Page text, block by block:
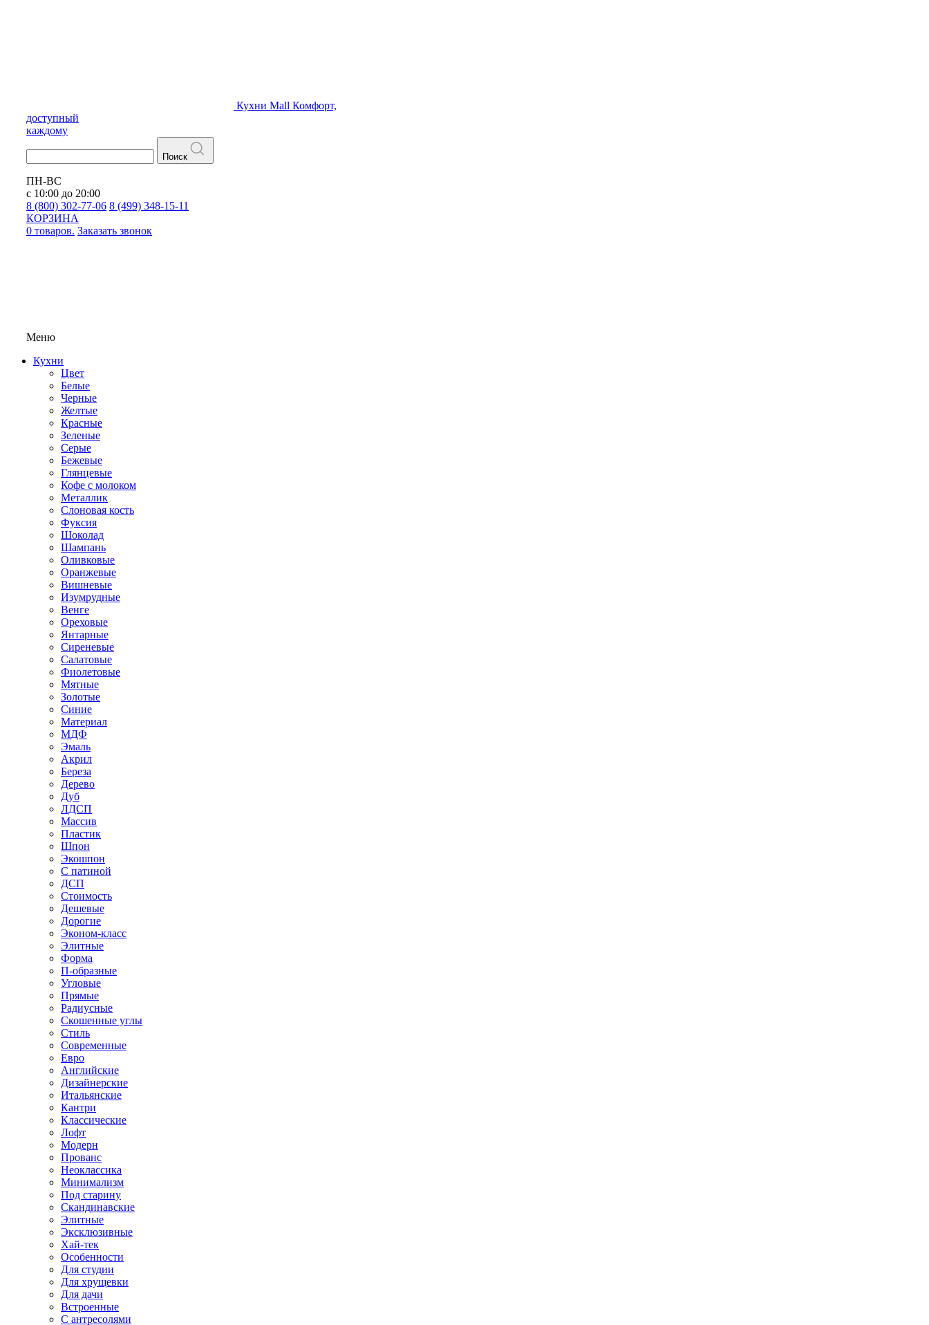
Кухни Mall Комфорт,
доступный
каждому
Поиск
ПН-ВС
с 10:00 до 20:00
8 (800) 302-77-06 8 (499) 348-15-11
КОРЗИНА
0 товаров. Заказать звонок
Меню
Кухни
Цвет
Белые
Черные
Желтые
Красные
Зеленые
Серые
Бежевые
Глянцевые
Кофе с молоком
Металлик
Слоновая кость
Фуксия
Шоколад
Шампань
Оливковые
Оранжевые
Вишневые
Изумрудные
Венге
Ореховые
Янтарные
Сиреневые
Салатовые
Фиолетовые
Мятные
Золотые
Синие
Материал
МДФ
Эмаль
Акрил
Береза
Дерево
Дуб
ЛДСП
Массив
Пластик
Шпон
Экошпон
С патиной
ДСП
Стоимость
Дешевые
Дорогие
Эконом-класс
Элитные
Форма
П-образные
Угловые
Прямые
Радиусные
Скошенные углы
Стиль
Современные
Евро
Английские
Дизайнерские
Итальянские
Кантри
Классические
Лофт
Модерн
Прованс
Неоклассика
Минимализм
Под старину
Скандинавские
Элитные
Эксклюзивные
Хай-тек
Особенности
Для студии
Для хрущевки
Для дачи
Встроенные
С антресолями